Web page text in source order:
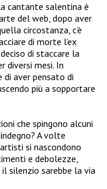
cantante salentina è
del web, dopo aver
circostanza, c’è
di morte l’ex
di staccare la
diversi mesi. In
aver pensato di
più a sopportare
che spingono alcuni
A volte
si nascondono
e debolezze,
silenzio sarebbe la via